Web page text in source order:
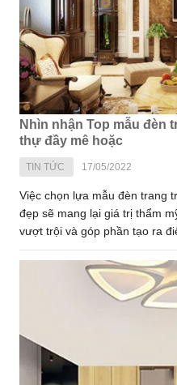
Nhìn nhận Top mẫu đèn
thự đầy mê hoặc
TIN TỨC 17/05/2022
Việc chọn lựa mẫu đèn trang
đẹp sẽ mang lại giá trị thẩm
vượt trội và góp phần tạo ra
người nhìn. Tùy thuộc vào
phù hợp với mẫu đèn trang trí
dáng khác nhau. Vậy bạn đã biết phòng khách biệt thự hợp
mẫu đèn chiếu sáng nào
thất đầy mê hoặc hiện nay
tin hữu ích trong bài viết này
nghiệm bổ ích cho bản thân